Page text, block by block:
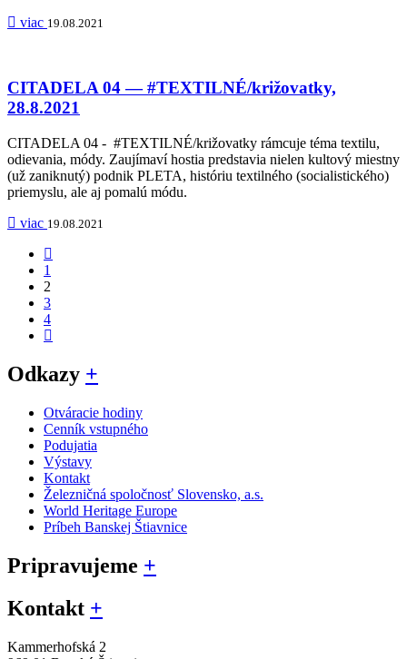
viac 19.08.2021
CITADELA 04 — #TEXTILNÉ/križovatky,
28.8.2021
CITADELA 04 - #TEXTILNÉ/križovatky rámcuje téma textilu,
odievania, módy. Zaujímaví hostia predstavia nielen kultový miestny
(už zaniknutý) podnik PLETA, históriu textilného (socialistického)
priemyslu, ale aj pomalú módu.
viac 19.08.2021
1
2
3
4
Odkazy +
Otváracie hodiny
Cenník vstupného
Podujatia
Výstavy
Kontakt
Železničná spoločnosť Slovensko, a.s.
World Heritage Europe
Príbeh Banskej Štiavnice
Pripravujeme +
Kontakt +
Kammerhofská 2